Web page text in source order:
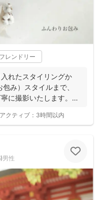
レンドリー
れたスタイリングか
み）スタイルまで、
に撮影いたします。
クティブ： 3時間以内
)男性